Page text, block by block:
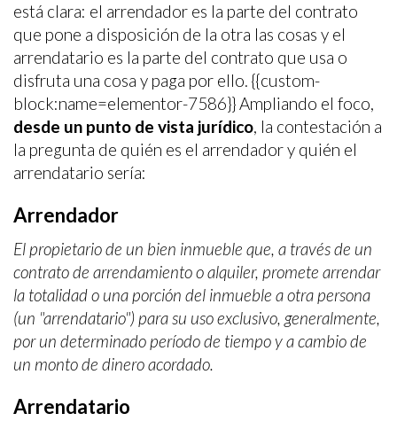
está clara: el arrendador es la parte del contrato
que pone a disposición de la otra las cosas y el
arrendatario es la parte del contrato que usa o
disfruta una cosa y paga por ello. {{custom-
block:name=elementor-7586}} Ampliando el foco,
desde un punto de vista jurídico, la contestación a
la pregunta de quién es el arrendador y quién el
arrendatario sería:
Arrendador
El propietario de un bien inmueble que, a través de un
contrato de arrendamiento o alquiler, promete arrendar
la totalidad o una porción del inmueble a otra persona
(un "arrendatario") para su uso exclusivo, generalmente,
por un determinado período de tiempo y a cambio de
un monto de dinero acordado.
Arrendatario
Analíticas y personalización
Permiten realizar el seguimiento y análisis del
comportamiento de los usuarios de este sitio web. La
información recogida mediante este tipo de cookies se
utiliza en la medición de la actividad de la web para la
elaboración de perfiles de navegación de los usuarios con
el fin de introducir mejoras en función del análisis de los
datos de uso que hacen los usuarios del servicio. Permiten
guardar la información de preferencia del usuario para
mejorar la calidad de nuestros servicios y para ofrecer una
Estas cookies son utilizadas para almacenar información
sobre las preferencias y elecciones personales del usuario
a través de la observación continuada de sus hábitos de
navegación. Gracias a ellas, podemos conocer los hábitos
de navegación en el sitio web y mostrar publicidad
relacionada con el perfil de navegación del usuario.